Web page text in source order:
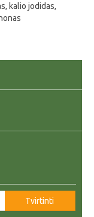
kalio jodidas,
Tvirtinti